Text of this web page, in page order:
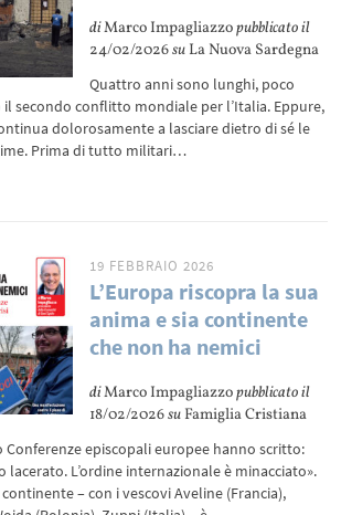
diMarco Impagliazzopubblicato il
24/02/2026su La Nuova Sardegna
Quattro anni sono lunghi, poco
secondo conflitto mondiale per l’Italia. Eppure,
dolorosamente a lasciare dietro di sé le
Prima di tutto militari…
19 FEBBRAIO 2026
L’Europa riscopra la sua
anima e sia continente
che non ha nemici
diMarco Impagliazzopubblicato il
18/02/2026su Famiglia Cristiana
episcopali europee hanno scritto:
lacerato. L’ordine internazionale è minacciato».
continente – con i vescovi Aveline (Francia),